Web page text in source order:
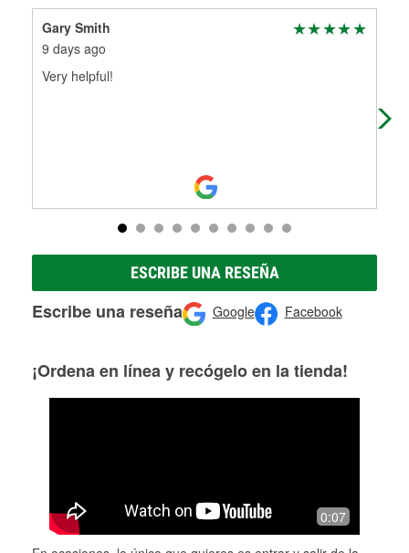
Gary Smith
9 days ago
Very helpful!
ESCRIBE UNA RESEÑA
Escribe una reseña Google Facebook
¡Ordena en línea y recógelo en la tienda!
0:07